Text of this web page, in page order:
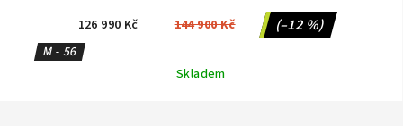
RED METALLIC/SILVER
126 990 Kč 144 900 Kč (–12 %)
M - 56
Skladem